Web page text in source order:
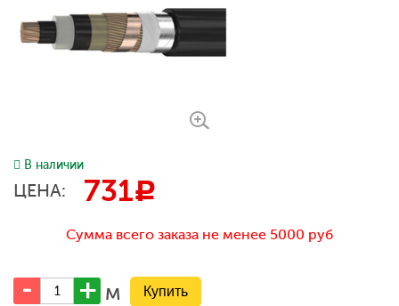
В наличии
ЦЕНА: 731c
Сумма всего заказа не менее 5000 руб
м